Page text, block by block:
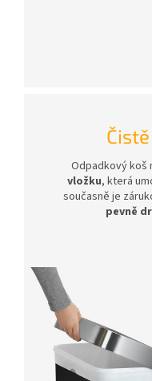
Odpadkový koš
vložku, která
současně je
pevně